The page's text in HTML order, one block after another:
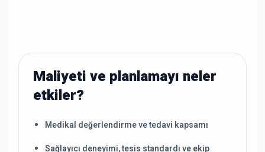
Maliyeti ve planlamayı neler
etkiler?
Medikal değerlendirme ve tedavi kapsamı
Sağlayıcı deneyimi, tesis standardı ve ekip